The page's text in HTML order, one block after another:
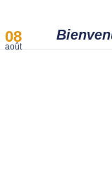
08
août